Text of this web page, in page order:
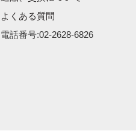
よくある質問
電話番号:02-2628-6826